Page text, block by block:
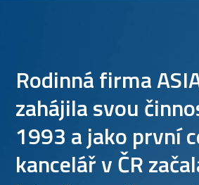
Rodinná firma
zahájila svou
1993 a jako první
kancelář v ČR